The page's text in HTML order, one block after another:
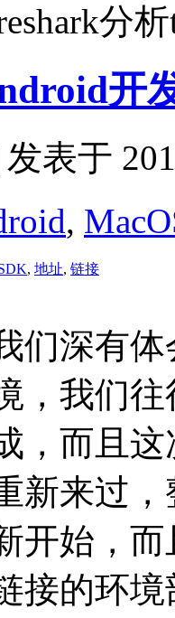
分
开
发表于
,
, 地址, 链接
们深有
，我们
，而且
新来过
开始，
接的环